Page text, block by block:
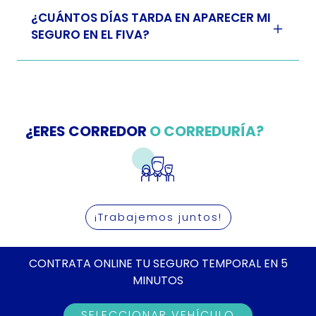
¿CUÁNTOS DÍAS TARDA EN APARECER MI
SEGURO EN EL FIVA?
¿ERES CORREDOR O CORREDURÍA?
¡Trabajemos juntos!
CONTRATA ONLINE TU SEGURO TEMPORAL EN 5
MINUTOS